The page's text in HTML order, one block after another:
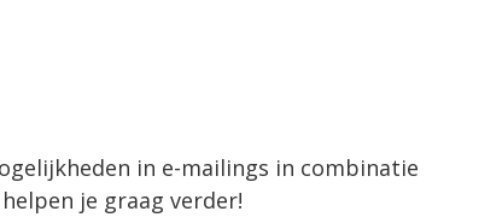
in e-mailings in combinatie
je graag verder!